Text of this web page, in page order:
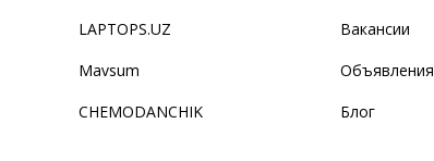
LAPTOPS.UZ
Mavsum
CHEMODANCHIK
Вакансии
Объявления
Блог